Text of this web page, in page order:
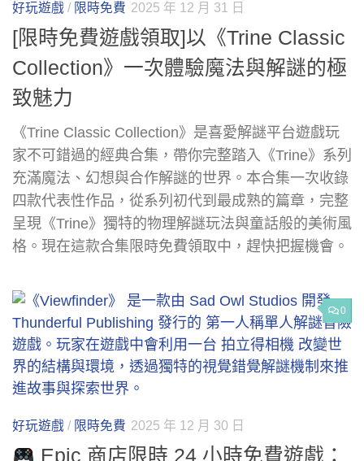
好玩遊戲 / 限時免費 2025 年 12 月 31 日
[限時免費遊戲領取]以《Trine Classic
Collection》一次體驗魔法與解謎的極
致魅力
《Trine Classic Collection》是喜愛解謎平台遊戲玩
家不可錯過的經典合集，帶你完整踏入《Trine》系列
充滿魔法、幻想與合作解謎的世界。本合集一次收錄
四款代表性作品，從系列初代到最成熟的篇章，完整
呈現《Trine》獨特的物理解謎玩法與童話般的美術風
格。現在這款合集限時免費領取中，趕快把握機會。
0
好玩遊戲 / 限時免費 2025 年 12 月 30 日
Epic 商店限時 24 小時免費遊戲：